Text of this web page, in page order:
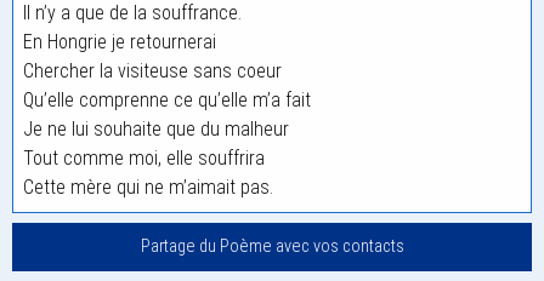
Il n’y a que de la souffrance.
En Hongrie je retournerai
Chercher la visiteuse sans coeur
Qu’elle comprenne ce qu’elle m’a fait
Je ne lui souhaite que du malheur
Tout comme moi, elle souffrira
Cette mère qui ne m’aimait pas.
Partage du Poème avec vos contacts